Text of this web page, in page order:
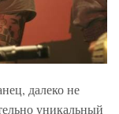
далеко не
уникальный